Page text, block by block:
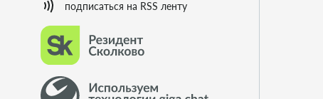
подписаться на RSS ленту